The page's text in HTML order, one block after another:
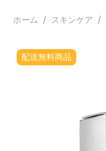
ホーム / スキンケア /
配送無料商品